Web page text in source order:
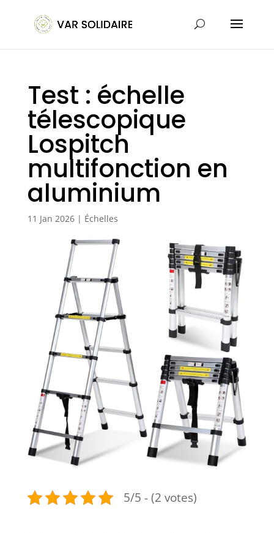
Test : échelle
télescopique
Lospitch
multifonction en
aluminium
11 Jan 2026| Échelles
5/5 - (2 votes)